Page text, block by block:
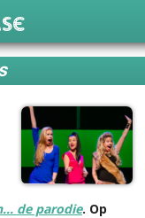
de parodie. Op